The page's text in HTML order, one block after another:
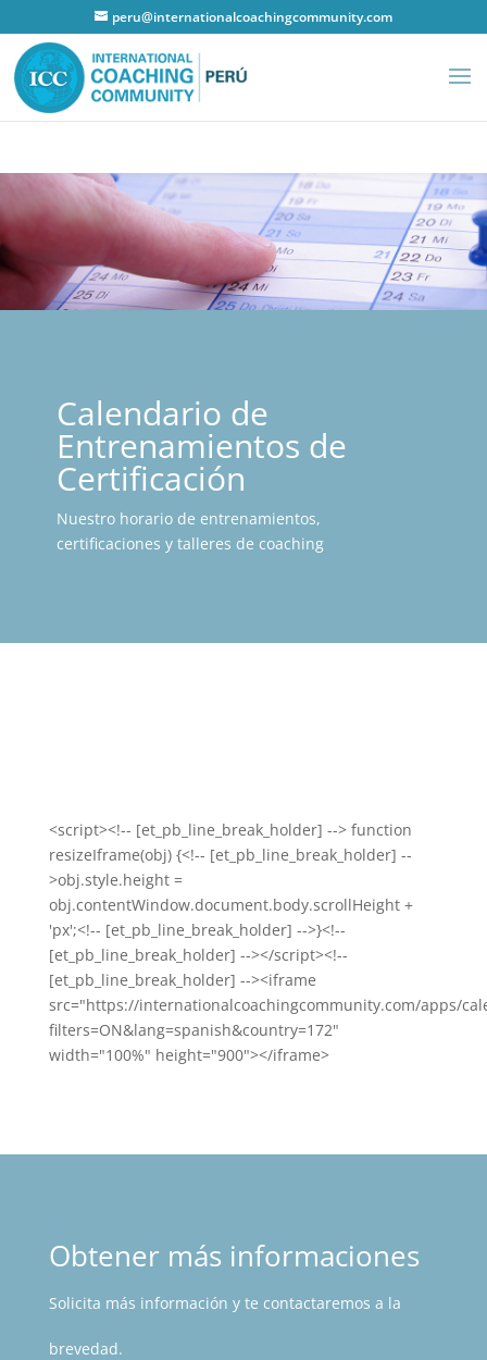
peru@internationalcoachingcommunity.com
Calendario de
Entrenamientos de
Certificación
Nuestro horario de entrenamientos,
certificaciones y talleres de coaching
<script><!-- [et_pb_line_break_holder] --> function
resizeIframe(obj) {<!-- [et_pb_line_break_holder] --
>obj.style.height =
obj.contentWindow.document.body.scrollHeight +
'px';<!-- [et_pb_line_break_holder] -->}<!--
[et_pb_line_break_holder] --></script><!--
[et_pb_line_break_holder] --><iframe
src="https://internationalcoachingcommunity.com/apps/
filters=ON&lang=spanish&country=172"
width="100%" height="900"></iframe>
Obtener más informaciones
Solicita más información y te contactaremos a la
brevedad.